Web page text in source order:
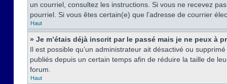
un courriel, consultez les instructions. Si vous ne recevez
pourriel. Si vous êtes certain(e) que l’adresse de courrier
Haut
» Je m’étais déjà inscrit par le passé mais je ne peux à
Il est possible qu’un administrateur ait désactivé ou
publiés depuis un certain temps afin de réduire la taille de
forum.
Haut